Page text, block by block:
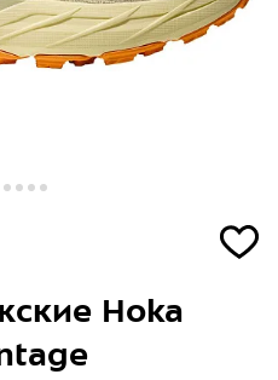
Hoka